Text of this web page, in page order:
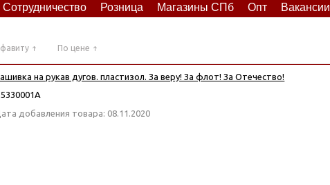
Сотрудничество Розница Магазины СПб Опт Вакансии
По цене
на рукав дугов. пластизол. За веру! За флот! За Отечество!
добавления товара: 08.11.2020